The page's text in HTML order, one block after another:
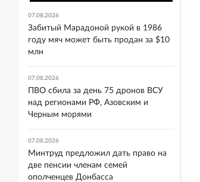
07.08.2026
Забитый Марадоной рукой в 1986
году мяч может быть продан за $10
млн
07.08.2026
ПВО сбила за день 75 дронов ВСУ
над регионами РФ, Азовским и
Черным морями
07.08.2026
Минтруд предложил дать право на
две пенсии членам семей
ополченцев Донбасса